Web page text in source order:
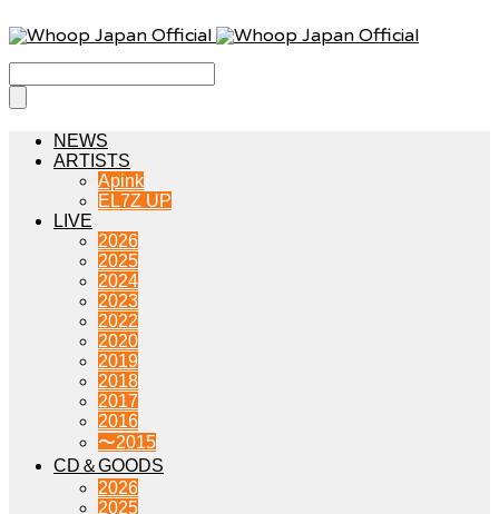
NEWS
ARTISTS
Apink
EL7Z UP
LIVE
2026
2025
2024
2023
2022
2020
2019
2018
2017
2016
〜2015
CD＆GOODS
2026
2025